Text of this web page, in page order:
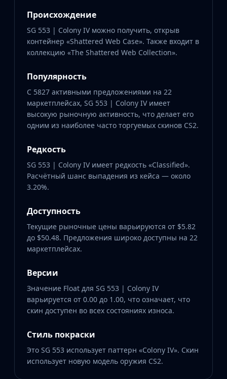
Происхождение
SG 553 | Colony IV можно получить, открыв
контейнер «Shattered Web Case». Также входит в
коллекцию «The Shattered Web Collection».
Популярность
С 5827 активными предложениями на 22
маркетплейсах, SG 553 | Colony IV имеет
высокую рыночную активность, что делает его
одним из наиболее часто торгуемых скинов CS2.
Редкость
SG 553 | Colony IV имеет редкость «Classified».
Расчётный шанс выпадения из кейса — около
3.20%.
Доступность
Текущие рыночные цены варьируются от $5.82
до $50.48. Предложения широко доступны на 22
маркетплейсах.
Версии
Значение Float для SG 553 | Colony IV
варьируется от 0.00 до 1.00, что означает, что
скин доступен во всех состояниях износа.
Стиль покраски
Это SG 553 использует паттерн «Colony IV». Скин
использует новую модель оружия CS2.